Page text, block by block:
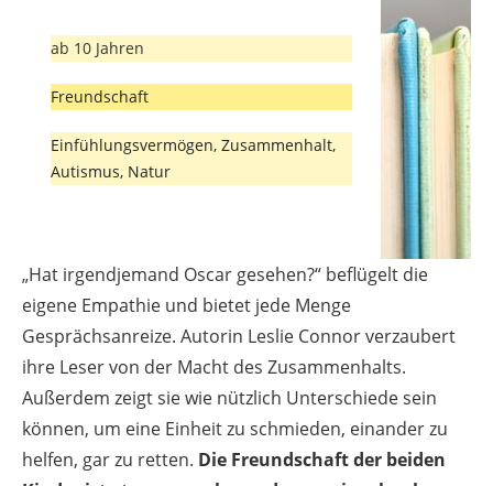
ab 10 Jahren
Freundschaft
Einfühlungsvermögen, Zusammenhalt,
Autismus, Natur
„Hat irgendjemand Oscar gesehen?“ beflügelt die
eigene Empathie und bietet jede Menge
Gesprächsanreize. Autorin Leslie Connor verzaubert
ihre Leser von der Macht des Zusammenhalts.
Außerdem zeigt sie wie nützlich Unterschiede sein
können, um eine Einheit zu schmieden, einander zu
helfen, gar zu retten. Die Freundschaft der beiden